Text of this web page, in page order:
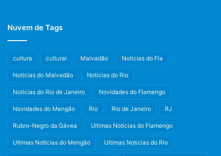
Ingresso: R$ 160,00 (mesa) e R$ 100,00 (auditório) – Preço
único
Cartões de crédito: Diners, Mastercard e Visa
Cartões de débito: todos
Estacionamento? Sim
Venda de Ingresso por site? www.ingressorapido.com.br
Bilheteria (térreo) – de quinta a terça, das 14h às 22h
www.casaraoamenoreseda.com.br
Sobre o Casarão Ameno Resedá
Nuvem de Tags
cultura cultural Malvadão Noticias do Fla
Noticias do Malvadão Noticias do Rio
Noticias do Rio de Janeiro Novidades do Flamengo
Novidades do Mengão Rio Rio de Janeiro RJ
Rubro-Negro da Gávea Ultimas Noticias do Flamengo
Ultimas Noticias do Mengão Ultimas Noticias do Rio